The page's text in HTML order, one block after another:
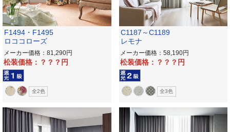
F1494・F1495
ロココローズ
メーカー価格：81,290
松装価格：？？？
全2色
C1187～C1189
レモナ
メーカー価格：58,190
松装価格：？？？
全3色